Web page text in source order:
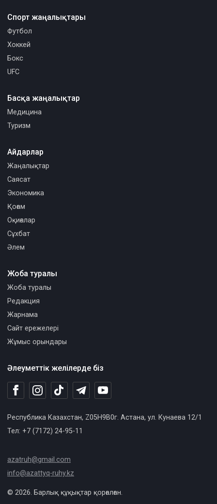
Спорт жаңалықтары
Футбол
Хоккей
Бокс
UFC
Басқа жаңалықтар
Медицина
Туризм
Әлеуметтік желілерде біз
Республика Казахстан, Z05H9B0г. Астана, ул. Кунаева 12/1
Тел: +7 (7172) 24-95-11
azatruh@gmail.com
info@azattyq-ruhy.kz
Айдарлар
Жаңалықтар
Саясат
Экономика
Қоғам
Оқиғалар
Сұхбат
Әлем
Жоба туралы
Жоба туралы
Редакция
Жарнама
Сайт ережелері
Жұмыс орындары
© 2026. Барлық құқықтар қорғалған.